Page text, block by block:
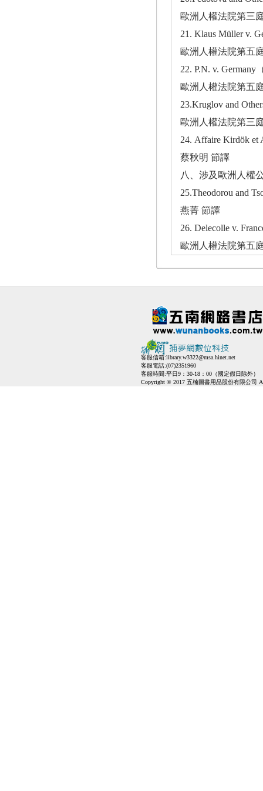
歐洲人權法院第三
21. Klaus Müller v.
歐洲人權法院第五
22. P.N. v.
歐洲人權法院第五
23.Kruglov and
歐洲人權法院第三
24. Affaire Kirdök
蔡秋明 節譯
八、涉及歐洲人權
25.Theodorou and
燕菁 節譯
26. Delecolle v.
歐洲人權法院第五
客服信箱:library.w3322@msa.hinet.net
客服電話:(07)2351960
客服時間:平日9：30-18：00（國定假日除外）
Copyright © 2017 五楠圖書用品股份有限公司